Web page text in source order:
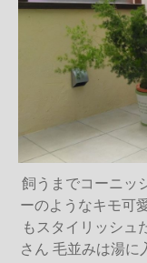
飼うまでコーニッ
ーのようなキモ可
もスタイリッシュ
さん 毛並みは湯に